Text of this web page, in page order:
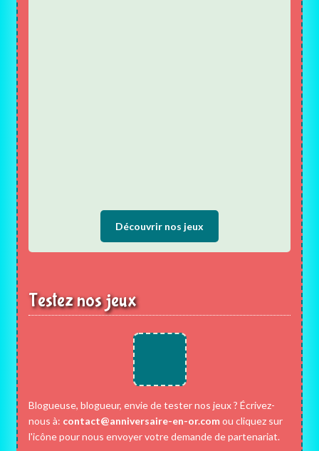
Découvrir nos jeux
Testez nos jeux
Blogueuse, blogueur, envie de tester nos jeux ? Écrivez-
nous à: contact@anniversaire-en-or.comou cliquez sur
l'icône pour nous envoyer votre demande de partenariat.